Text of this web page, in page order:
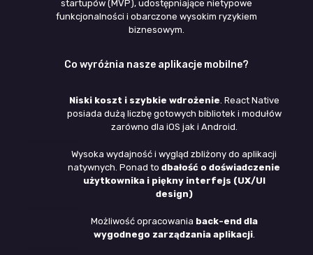
startupów (MVP), udostępniające nietypowe
funkcjonalności i obarczone wysokim ryzykiem
biznesowym.
Co wyróżnia nasze aplikacje mobilne?
Niski koszt i szybkie wdrożenie . React Native
posiada dużą liczbę gotowych bibliotek i modułów
zarówno dla iOS jak i Android.
Wysoka wydajność i wygląd zbliżony do aplikacji
natywnych. Ponad to dbałość o doświadczenie
użytkownika i piękny interfejs (UX/UI
design)
Możliwość opracowania back-end dla
wygodnego zarządzania aplikacji.